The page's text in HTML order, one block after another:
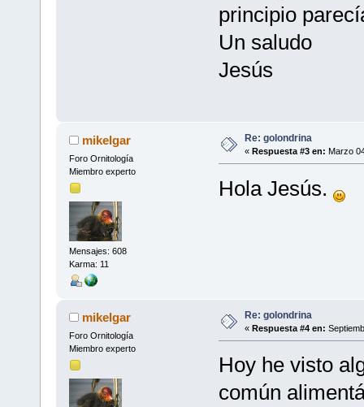
principio
Un saludo
Jesús
mikelgar
Foro Ornitología
Miembro experto
Mensajes: 608
Karma: 11
Re: golondrina
« Respuesta #3 en: Marzo
Hola Jesús.
mikelgar
Foro Ornitología
Miembro experto
Re: golondrina
« Respuesta #4 en:
Hoy he visto
común